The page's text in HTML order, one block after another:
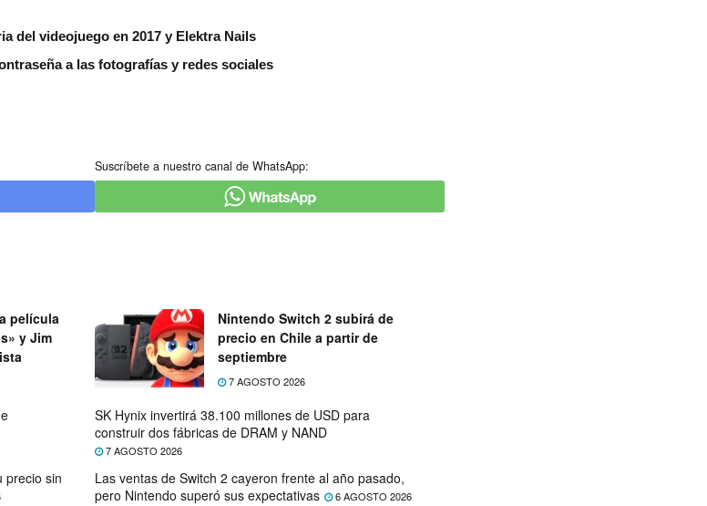
del videojuego en 2017 y Elektra Nails
a las fotografí­as y redes sociales
Suscríbete a nuestro canal de WhatsApp:
película
y Jim
Nintendo Switch 2 subirá de
precio en Chile a partir de
septiembre
7 AGOSTO 2026
SK Hynix invertirá 38.100 millones de USD para
construir dos fábricas de DRAM y NAND
7 AGOSTO 2026
precio sin
Las ventas de Switch 2 cayeron frente al año pasado,
pero Nintendo superó sus expectativas
6 AGOSTO 2026